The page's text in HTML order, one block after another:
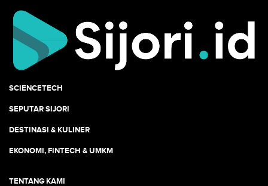
SCIENCETECH
SEPUTAR SIJORI
DESTINASI & KULINER
EKONOMI, FINTECH & UMKM
TENTANG KAMI